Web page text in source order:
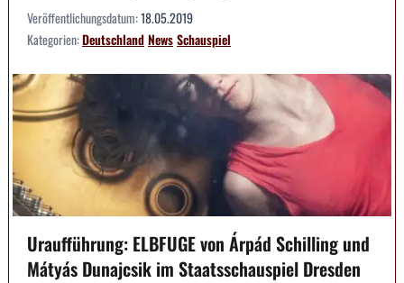
Veröffentlichungsdatum:18.05.2019
Kategorien:DeutschlandNewsSchauspiel
Uraufführung: ELBFUGE von Árpád Schilling und
Mátyás Dunajcsik im Staatsschauspiel Dresden